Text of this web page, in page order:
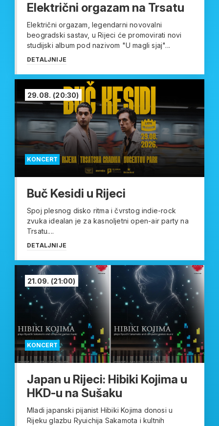
Električni orgazam na Trsatu
Električni orgazam, legendarni novovalni
beogradski sastav, u Rijeci će promovirati novi
studijski album pod nazivom "U magli sjaj"...
DETALJNIJE
KONCERT
29.08. (20:30)
Buč Kesidi u Rijeci
Spoj plesnog disko ritma i čvrstog indie-rock
zvuka idealan je za kasnoljetni open-air party na
Trsatu....
DETALJNIJE
KONCERT
21.09. (21:00)
Japan u Rijeci: Hibiki Kojima u
HKD-u na Sušaku
Mladi japanski pijanist Hibiki Kojima donosi u
Rijeku glazbu Ryuichija Sakamota i kultnih